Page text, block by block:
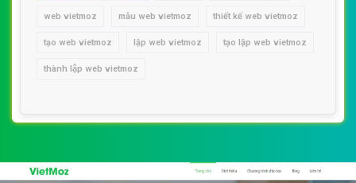
web vietmoz mẫu web vietmoz thiết kế web vietmoz
tạo web vietmoz lập web vietmoz tạo lập web vietmoz
thành lập web vietmoz